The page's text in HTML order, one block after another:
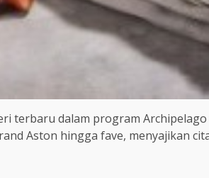
terbaru dalam program Archipelago
Aston hingga fave, menyajikan